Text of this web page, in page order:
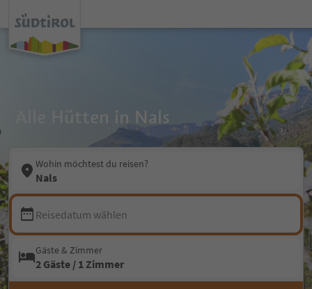
Alle Hütten in Nals
Wohin möchtest du reisen?
Nals
Reisedatum wählen
Gäste & Zimmer
2 Gäste / 1 Zimmer